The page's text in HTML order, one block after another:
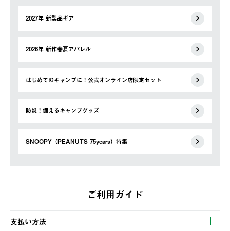
2027年 新製品ギア
2026年 新作春夏アパレル
はじめてのキャンプに！公式オンライン店限定セット
防災！備えるキャンプグッズ
SNOOPY（PEANUTS 75years）特集
ご利用ガイド
支払い方法